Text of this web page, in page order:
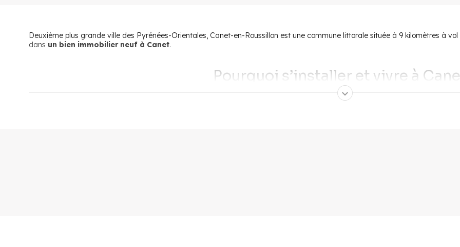
Deuxième plus grande ville des Pyrénées-Orientales, Canet-en-Roussillon est une commune littorale située à 9 kilomètres à vol
dans un bien immobilier neuf à Canet.
Pourquoi s’installer et vivre à